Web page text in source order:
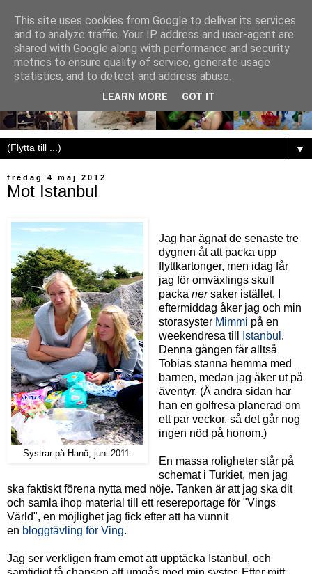
▼
fredag 4 maj 2012
Mot Istanbul
Systrar på Hanö, juni 2011.
Jag har ägnat de senaste tre
dygnen åt att packa upp
flyttkartonger, men idag får
jag för omväxlings skull
packa nersaker istället. I
eftermiddag åker jag och min
storasyster Mimmi på en
weekendresa till
Istanbul .
Denna gången får alltså
Tobias stanna hemma med
barnen, medan jag åker ut på
äventyr. (Å andra sidan har
han en golfresa planerad om
ett par veckor, så det går nog
ingen nöd på honom.)
En massa roligheter står på
schemat i Turkiet, men jag
ska faktiskt förena nytta med nöje. Tanken är att jag ska dit
och samla ihop material till ett resereportage för "Vings
Värld", en möjlighet jag fick efter att ha vunnit
en bloggtävling för Ving.
Jag ser verkligen fram emot att upptäcka Istanbul, och
This site uses cookies from Google to deliver its services
and to analyze traffic. Your IP address and user-agent are
shared with Google along with performance and security
metrics to ensure quality of service, generate usage
statistics, and to detect and address abuse.
LEARN MORE GOT IT